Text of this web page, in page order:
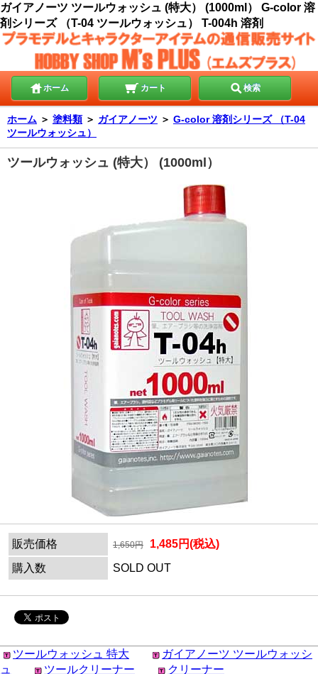
ガイアノーツ ツールウォッシュ (特大） (1000ml） G-color 溶
剤シリーズ （T-04 ツールウォッシュ） T-004h 溶剤
ホーム カート 検索
ホーム ＞ 塗料類 ＞ ガイアノーツ ＞ G-color 溶剤シリーズ （T-04
ツールウォッシュ）
ツールウォッシュ (特大） (1000ml）
販売価格 1,650円
1,485円(税込)
購入数
SOLD OUT
ツールウォッシュ 特大
ガイアノーツ ツールウォッシ
ュ
ツールクリーナー
クリーナー